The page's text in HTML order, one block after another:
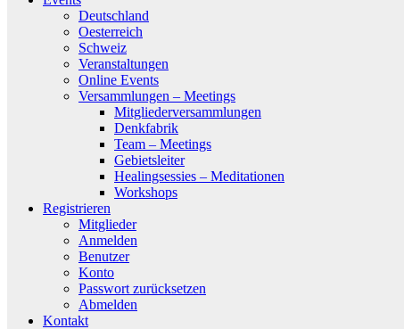
Deutschland
Oesterreich
Schweiz
Veranstaltungen
Online Events
Versammlungen – Meetings
Mitgliederversammlungen
Denkfabrik
Team – Meetings
Gebietsleiter
Healingsessies – Meditationen
Workshops
Registrieren
Mitglieder
Anmelden
Benutzer
Konto
Passwort zurücksetzen
Abmelden
Kontakt